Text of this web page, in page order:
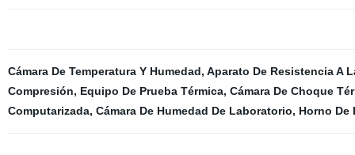
Cámara De Temperatura Y Humedad, Aparato De Resistencia A
Compresión, Equipo De Prueba Térmica, Cámara De Choque
Computarizada, Cámara De Humedad De Laboratorio, Horno De